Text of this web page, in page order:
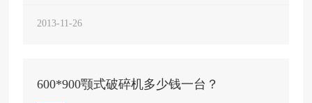
废渣烘干后用雷蒙磨粉机粉碎到320 目以下(筛余约3 %
2013-11-26
600*900颚式破碎机多少钱一台？